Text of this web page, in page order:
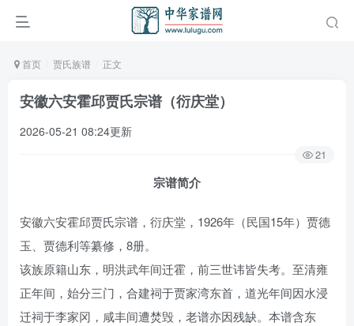
首页 贾氏族谱 正文
安徽六安霍邱贾氏宗谱（衍庆堂）
2026-05-21 08:24更新
21
宗谱简介
安徽六安霍邱贾氏宗谱，衍庆堂，1926年（民国15年）贾德
玉、贾德利等纂修，8册。
该族原籍山东，明洪武年间迁霍，前三世讳皆失考。至清雍
正年间，始分三门，合建祠于贾家湾东首，道光年间因水浸
迁祠于李家冈，咸丰间遭焚毁，老谱亦因残缺。本谱含东